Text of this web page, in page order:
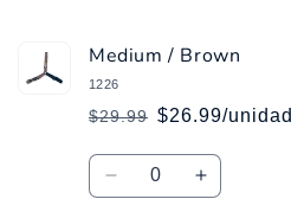
Medium
/
Green
Medium
Green
Medium / Brown
1226
Precio
habitual
$29.99
Precio
de
oferta
$26.99/unidad
Cantidad
Reducir
Aumentar